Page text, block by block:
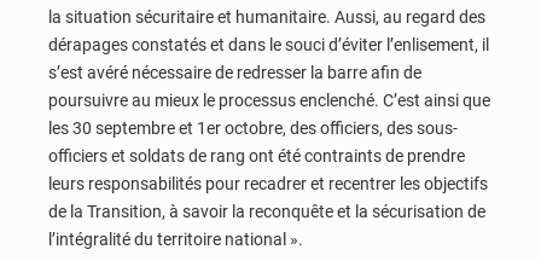
la situation sécuritaire et humanitaire. Aussi, au regard des
dérapages constatés et dans le souci d’éviter l’enlisement, il
s’est avéré nécessaire de redresser la barre afin de
poursuivre au mieux le processus enclenché. C’est ainsi que
les 30 septembre et 1er octobre, des officiers, des sous-
officiers et soldats de rang ont été contraints de prendre
leurs responsabilités pour recadrer et recentrer les objectifs
de la Transition, à savoir la reconquête et la sécurisation de
l’intégralité du territoire national ».